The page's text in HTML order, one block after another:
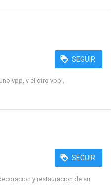
SEGUIR
vpp, y el otro vppl.
SEGUIR
y restauracion de su